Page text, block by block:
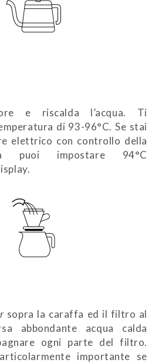
e riscalda l’acqua. Ti
di 93-96°C. Se stai
elettrico con controllo della
puoi impostare 94°C
sopra la caraffa ed il filtro al
abbondante acqua calda
ogni parte del filtro.
importante se